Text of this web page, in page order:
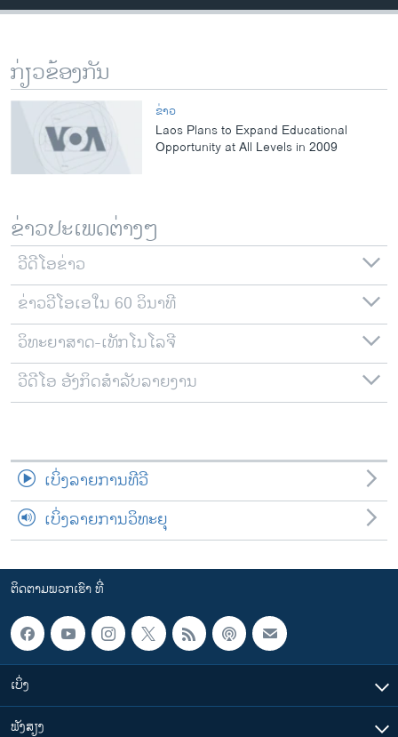
ພາສາອັງກິດ
ສຽງ
ລາຍງານ
ຕິດຕາມພວກເຮົາ ທີ່
ພາສາຕ່າງໆ
ກ່ຽວຂ້ອງກັນ
ຂ່າວ
Laos Plans to Expand Educational
Opportunity at All Levels in 2009
ຂ່າວປະເພດຕ່າງໆ
ວີດີໂອຂ່າວ
ຂ່າວວີໂອເອໃນ 60 ວິນາທີ
ວິທະຍາສາດ-ເທັກໂນໂລຈີ
ວີດີໂອ ອັງກິດສຳລັບລາຍງານ
ເບິ່ງລາຍການທີວີ
ເບິ່ງລາຍການວິທະຍຸ
ຕິດຕາມພວກເຮົາ ທີ່
ເບິ່ງ
ຟັງສຽງ